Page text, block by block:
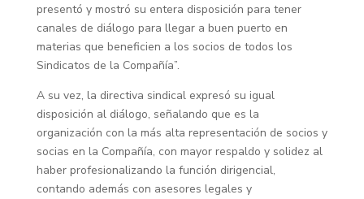
presentó y mostró su entera disposición para tener
canales de diálogo para llegar a buen puerto en
materias que beneficien a los socios de todos los
Sindicatos de la Compañía”.
A su vez, la directiva sindical expresó su igual
disposición al diálogo, señalando que es la
organización con la más alta representación de socios y
socias en la Compañía, con mayor respaldo y solidez al
haber profesionalizando la función dirigencial,
contando además con asesores legales y